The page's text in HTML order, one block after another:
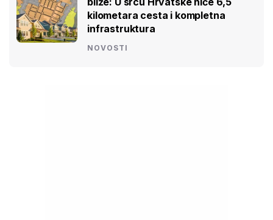
kilometara cesta i kompletna
infrastruktura
NOVOSTI